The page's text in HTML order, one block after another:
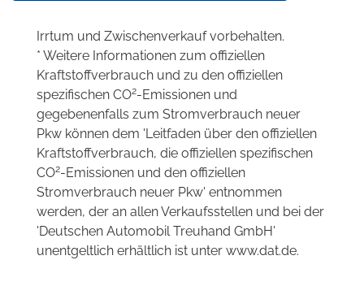
Irrtum und Zwischenverkauf vorbehalten.
* Weitere Informationen zum offiziellen
Kraftstoffverbrauch und zu den offiziellen
spezifischen CO2-Emissionen und
gegebenenfalls zum Stromverbrauch neuer
Pkw können dem 'Leitfaden über den offiziellen
Kraftstoffverbrauch, die offiziellen spezifischen
CO2-Emissionen und den offiziellen
Stromverbrauch neuer Pkw' entnommen
werden, der an allen Verkaufsstellen und bei der
'Deutschen Automobil Treuhand GmbH'
unentgeltlich erhältlich ist unter www.dat.de.